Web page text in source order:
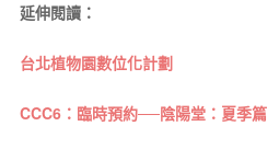
延伸閱讀：
台北植物園數位化計劃
CCC6：臨時預約──陰陽堂：夏季篇